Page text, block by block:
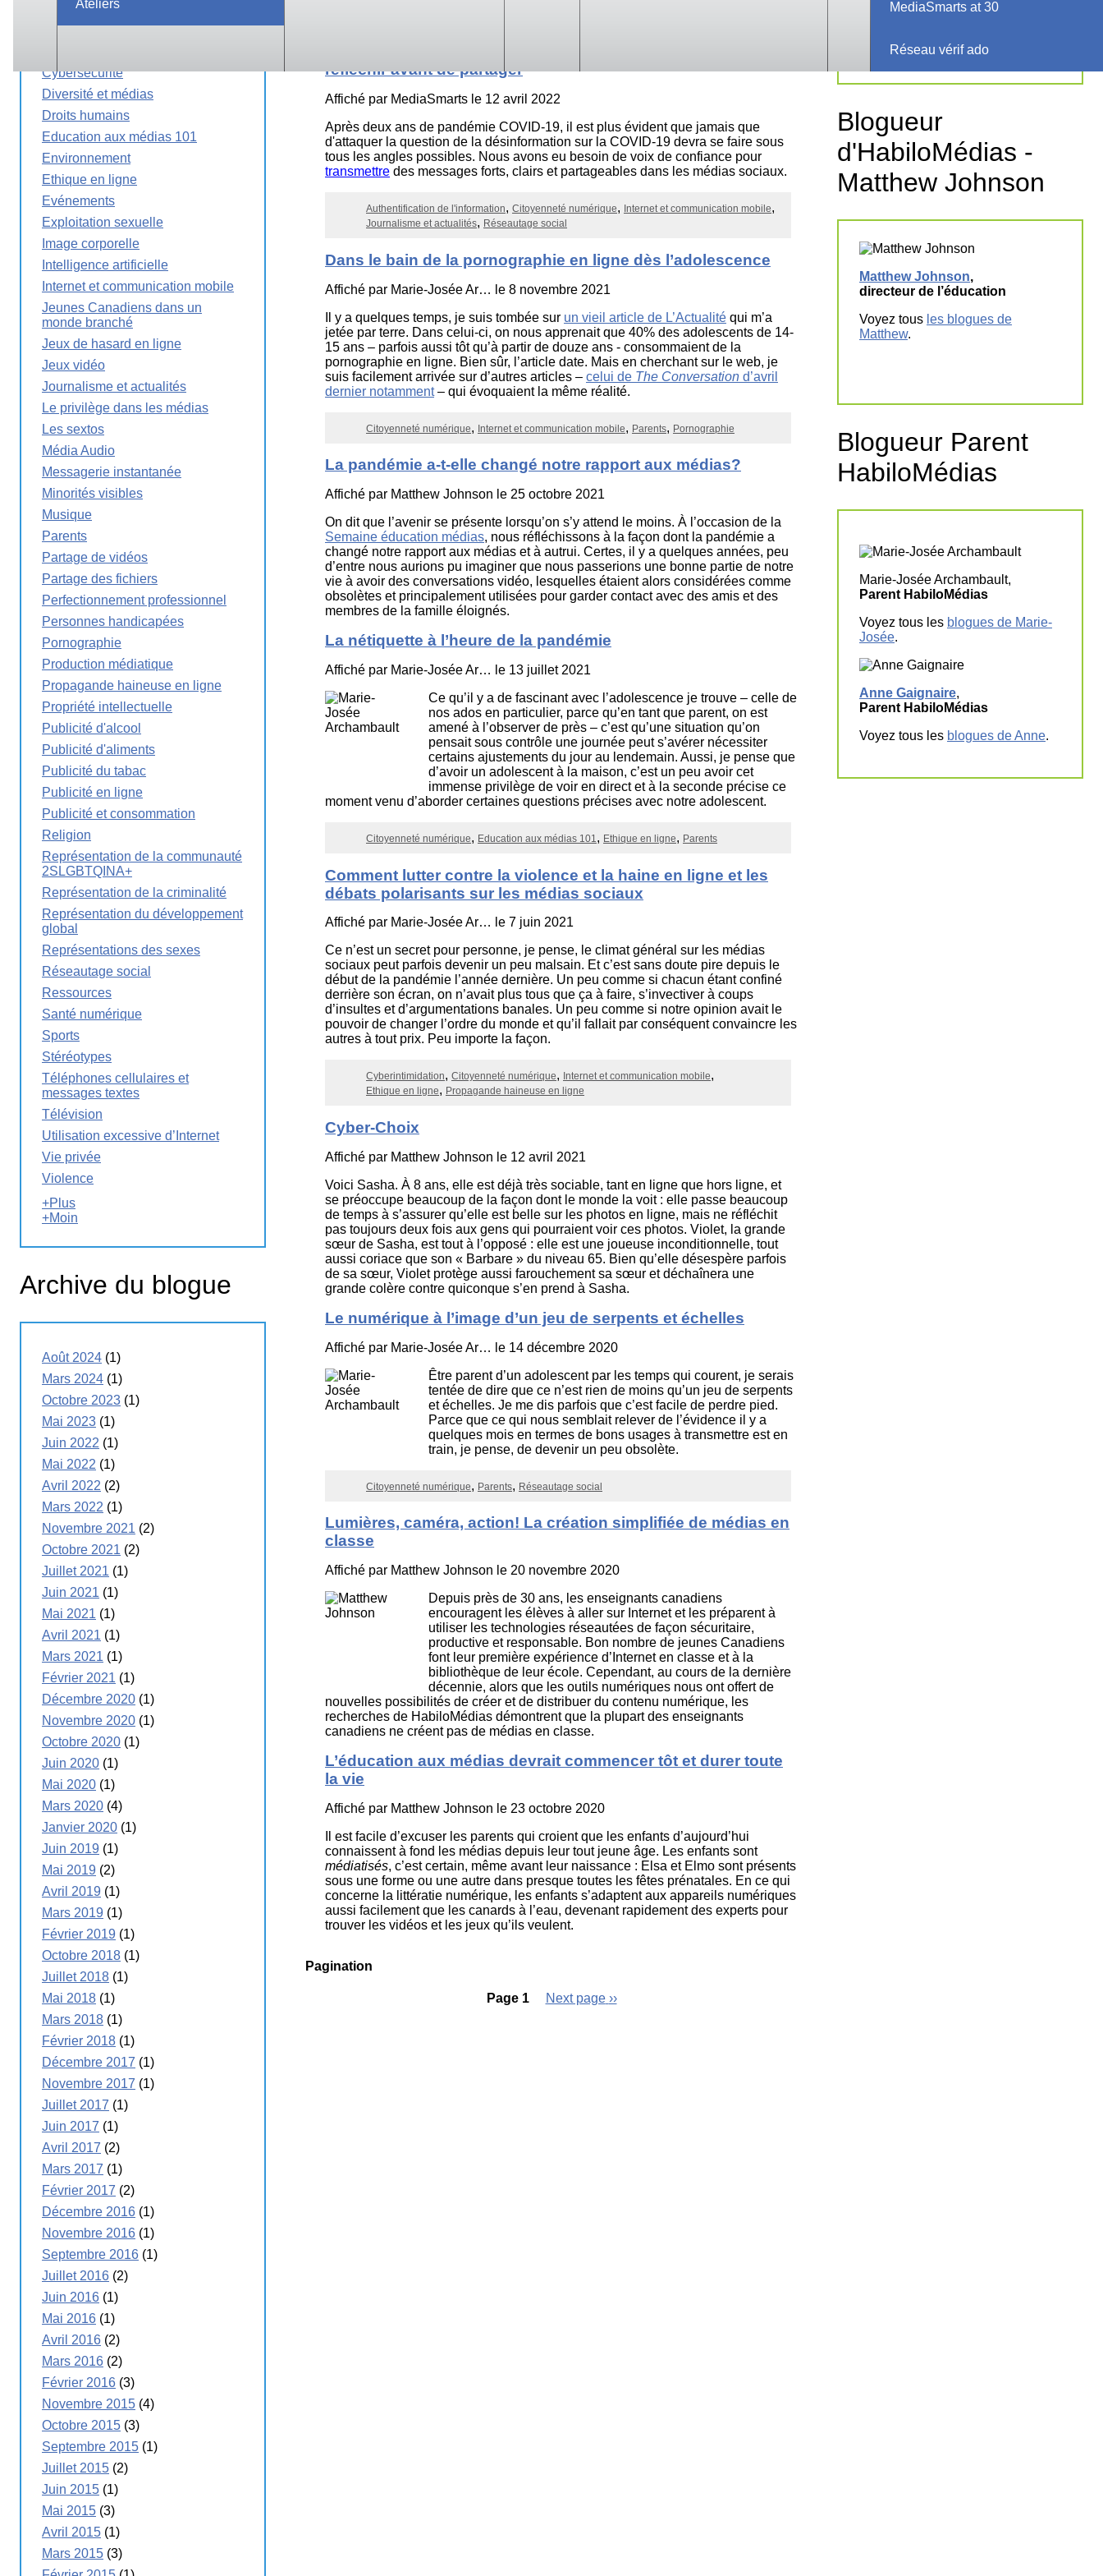
Ateliers MediaSmarts at 30
Réseau vérif ado
réfléchir avant de partager
Affiché par MediaSmarts le 12 avril 2022
Après deux ans de pandémie COVID-19, il est plus évident que jamais que
d'attaquer la question de la désinformation sur la COVID-19 devra se faire sous
tous les angles possibles. Nous avons eu besoin de voix de confiance pour
transmettre des messages forts, clairs et partageables dans les médias sociaux.
Authentification de l'information Citoyenneté numérique
Internet et communication mobile
Journalisme et actualités
Réseautage social
Dans le bain de la pornographie en ligne dès l’adolescence
Affiché par Marie-Josée Ar… le 8 novembre 2021
Il y a quelques temps, je suis tombée sur un vieil article de L’Actualité qui m’a
jetée par terre. Dans celui-ci, on nous apprenait que 40% des adolescents de 14-
15 ans – parfois aussi tôt qu’à partir de douze ans - consommaient de la
pornographie en ligne. Bien sûr, l’article date. Mais en cherchant sur le web, je
suis facilement arrivée sur d’autres articles – celui de The Conversation d’avril
dernier notamment– qui évoquaient la même réalité.
Citoyenneté numérique Internet et communication mobile Parents Pornographie
La pandémie a-t-elle changé notre rapport aux médias?
Affiché par Matthew Johnson le 25 octobre 2021
On dit que l’avenir se présente lorsqu’on s’y attend le moins. À l’occasion de la
Semaine éducation médias, nous réfléchissons à la façon dont la pandémie a
changé notre rapport aux médias et à autrui. Certes, il y a quelques années, peu
d’entre nous aurions pu imaginer que nous passerions une bonne partie de notre
vie à avoir des conversations vidéo, lesquelles étaient alors considérées comme
obsolètes et principalement utilisées pour garder contact avec des amis et des
membres de la famille éloignés.
La nétiquette à l’heure de la pandémie
Affiché par Marie-Josée Ar… le 13 juillet 2021
Ce qu’il y a de fascinant avec l’adolescence je trouve – celle de
nos ados en particulier, parce qu’en tant que parent, on est
amené à l’observer de près – c’est qu’une situation qu’on
pensait sous contrôle une journée peut s’avérer nécessiter
certains ajustements du jour au lendemain. Aussi, je pense que
d’avoir un adolescent à la maison, c’est un peu avoir cet
immense privilège de voir en direct et à la seconde précise ce
moment venu d’aborder certaines questions précises avec notre adolescent.
Citoyenneté numérique Education aux médias 101 Ethique en ligne Parents
Comment lutter contre la violence et la haine en ligne et les
débats polarisants sur les médias sociaux
Affiché par Marie-Josée Ar… le 7 juin 2021
Ce n’est un secret pour personne, je pense, le climat général sur les médias
sociaux peut parfois devenir un peu malsain. Et c’est sans doute pire depuis le
début de la pandémie l’année dernière. Un peu comme si chacun étant confiné
derrière son écran, on n’avait plus tous que ça à faire, s’invectiver à coups
d’insultes et d’argumentations banales. Un peu comme si notre opinion avait le
pouvoir de changer l’ordre du monde et qu’il fallait par conséquent convaincre les
autres à tout prix. Peu importe la façon.
Cyberintimidation Citoyenneté numérique
Internet et communication mobile
Ethique en ligne
Propagande haineuse en ligne
Cyber-Choix
Affiché par Matthew Johnson le 12 avril 2021
Voici Sasha. À 8 ans, elle est déjà très sociable, tant en ligne que hors ligne, et
se préoccupe beaucoup de la façon dont le monde la voit : elle passe beaucoup
de temps à s’assurer qu’elle est belle sur les photos en ligne, mais ne réfléchit
pas toujours deux fois aux gens qui pourraient voir ces photos. Violet, la grande
sœur de Sasha, est tout à l’opposé : elle est une joueuse inconditionnelle, tout
aussi coriace que son « Barbare » du niveau 65. Bien qu’elle désespère parfois
de sa sœur, Violet protège aussi farouchement sa sœur et déchaînera une
grande colère contre quiconque s’en prend à Sasha.
Le numérique à l’image d’un jeu de serpents et échelles
Affiché par Marie-Josée Ar… le 14 décembre 2020
Être parent d’un adolescent par les temps qui courent, je serais
tentée de dire que ce n’est rien de moins qu’un jeu de serpents
et échelles. Je me dis parfois que c’est facile de perdre pied.
Parce que ce qui nous semblait relever de l’évidence il y a
quelques mois en termes de bons usages à transmettre est en
train, je pense, de devenir un peu obsolète.
Citoyenneté numérique Parents Réseautage social
Lumières, caméra, action! La création simplifiée de médias en
classe
Affiché par Matthew Johnson le 20 novembre 2020
Depuis près de 30 ans, les enseignants canadiens
encouragent les élèves à aller sur Internet et les préparent à
utiliser les technologies réseautées de façon sécuritaire,
productive et responsable. Bon nombre de jeunes Canadiens
font leur première expérience d’Internet en classe et à la
bibliothèque de leur école. Cependant, au cours de la dernière
décennie, alors que les outils numériques nous ont offert de
nouvelles possibilités de créer et de distribuer du contenu numérique, les
recherches de HabiloMédias démontrent que la plupart des enseignants
canadiens ne créent pas de médias en classe.
L’éducation aux médias devrait commencer tôt et durer toute
la vie
Affiché par Matthew Johnson le 23 octobre 2020
Il est facile d’excuser les parents qui croient que les enfants d’aujourd’hui
connaissent à fond les médias depuis leur tout jeune âge. Les enfants sont
médiatisés, c’est certain, même avant leur naissance : Elsa et Elmo sont présents
sous une forme ou une autre dans presque toutes les fêtes prénatales. En ce qui
concerne la littératie numérique, les enfants s’adaptent aux appareils numériques
aussi facilement que les canards à l’eau, devenant rapidement des experts pour
trouver les vidéos et les jeux qu’ils veulent.
Pagination
Page 1 Next page ››
Cinéma
Citoyenneté numérique
Cybersécurité
Diversité et médias
Droits humains
Education aux médias 101
Environnement
Ethique en ligne
Evénements
Exploitation sexuelle
Image corporelle
Intelligence artificielle
Internet et communication mobile
Jeunes Canadiens dans un
monde branché
Jeux de hasard en ligne
Jeux vidéo
Journalisme et actualités
Le privilège dans les médias
Les sextos
Média Audio
Messagerie instantanée
Minorités visibles
Musique
Parents
Partage de vidéos
Partage des fichiers
Perfectionnement professionnel
Personnes handicapées
Pornographie
Production médiatique
Propagande haineuse en ligne
Propriété intellectuelle
Publicité d'alcool
Publicité d'aliments
Publicité du tabac
Publicité en ligne
Publicité et consommation
Religion
Représentation de la communauté
2SLGBTQINA+
Représentation de la criminalité
Représentation du développement
global
Représentations des sexes
Réseautage social
Ressources
Santé numérique
Sports
Stéréotypes
Téléphones cellulaires et
messages textes
Télévision
Utilisation excessive d’Internet
Vie privée
Violence
+Plus
+Moin
Archive du blogue
Août 2024 (1)
Mars 2024 (1)
Octobre 2023 (1)
Mai 2023 (1)
Juin 2022 (1)
Mai 2022 (1)
Avril 2022 (2)
Mars 2022 (1)
Novembre 2021 (2)
Octobre 2021 (2)
Juillet 2021 (1)
Juin 2021 (1)
Mai 2021 (1)
Avril 2021 (1)
Mars 2021 (1)
Février 2021 (1)
Décembre 2020 (1)
Novembre 2020 (1)
Octobre 2020 (1)
Juin 2020 (1)
Mai 2020 (1)
Mars 2020 (4)
Janvier 2020 (1)
Juin 2019 (1)
Mai 2019 (2)
Avril 2019 (1)
Mars 2019 (1)
Février 2019 (1)
Octobre 2018 (1)
Juillet 2018 (1)
Mai 2018 (1)
Mars 2018 (1)
Février 2018 (1)
Décembre 2017 (1)
Novembre 2017 (1)
Juillet 2017 (1)
Juin 2017 (1)
Avril 2017 (2)
Mars 2017 (1)
Février 2017 (2)
Décembre 2016 (1)
Novembre 2016 (1)
Septembre 2016 (1)
Juillet 2016 (2)
Juin 2016 (1)
Mai 2016 (1)
Avril 2016 (2)
Mars 2016 (2)
Février 2016 (3)
Novembre 2015 (4)
Octobre 2015 (3)
Septembre 2015 (1)
Juillet 2015 (2)
Juin 2015 (1)
Mai 2015 (3)
Avril 2015 (1)
Mars 2015 (3)
Rebecca
Blogueur
d'HabiloMédias -
Matthew Johnson
Matthew Johnson,
directeur de l’éducation
Voyez tous les blogues de
Matthew.
Blogueur Parent
HabiloMédias
Marie-Josée Archambault,
Parent HabiloMédias
Voyez tous les blogues de Marie-
Josée.
Anne Gaignaire,
Parent HabiloMédias
Voyez tous les blogues de Anne.